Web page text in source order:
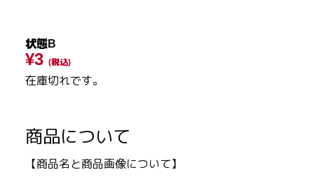
状態B
¥3 (税込)
在庫切れです。
商品について
【商品名と商品画像について】